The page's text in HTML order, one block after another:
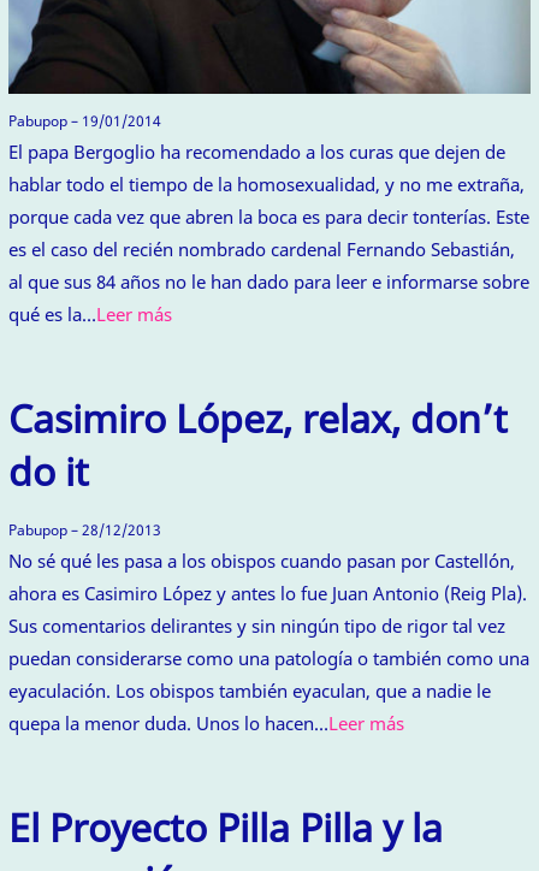
Pabupop – 19/01/2014
El papa Bergoglio ha recomendado a los curas que dejen de
hablar todo el tiempo de la homosexualidad, y no me extraña,
porque cada vez que abren la boca es para decir tonterías. Este
es el caso del recién nombrado cardenal Fernando Sebastián,
al que sus 84 años no le han dado para leer e informarse sobre
qué es la…Leer más
Casimiro López, relax, don’t
do it
Pabupop – 28/12/2013
No sé qué les pasa a los obispos cuando pasan por Castellón,
ahora es Casimiro López y antes lo fue Juan Antonio (Reig Pla).
Sus comentarios delirantes y sin ningún tipo de rigor tal vez
puedan considerarse como una patología o también como una
eyaculación. Los obispos también eyaculan, que a nadie le
quepa la menor duda. Unos lo hacen…Leer más
El Proyecto Pilla Pilla y la